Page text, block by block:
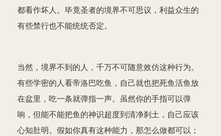
都看作坏人。毕竟圣者的境界不可思议，利益众生的
有些禁行也不能统统否定。
当然，境界不到的人，千万不可随意效仿这种行为。
有些学密的人看帝洛巴吃鱼，自己就也把死鱼活鱼放
在盆里，吃一条就弹指一声。虽然你的手指可以弹
响，但能不能把鱼的神识超度到清净刹土，自己应该
心知肚明。假如你真有这种能力，那怎么做都可以；